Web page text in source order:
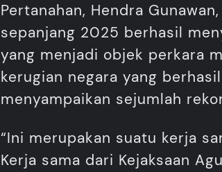
Pertanahan, Hendra
sepanjang 2025 berhasil
yang menjadi objek perkara
kerugian negara yang
menyampaikan sejumlah
“Ini merupakan suatu kerja
Kerja sama dari Kejaksaan